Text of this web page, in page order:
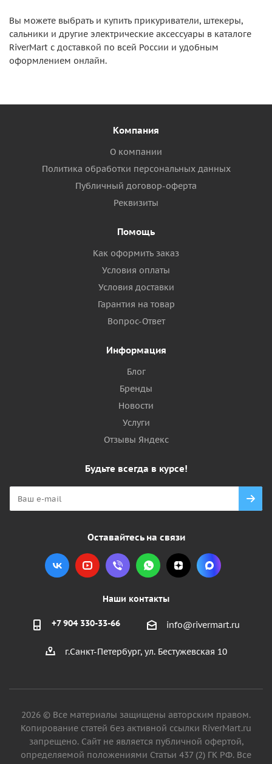
Вы можете выбрать и купить прикуриватели, штекеры,
сальники и другие электрические аксессуары в каталоге
RiverMart с доставкой по всей России и удобным
оформлением онлайн.
Компания
О компании
Политика обработки персональных данных
Публичный договор-оферта
Реквизиты
Помощь
Как оформить заказ
Условия оплаты
Условия доставки
Гарантия на товар
Вопрос-Ответ
Информация
Блог
Бренды
Новости
Услуги
Отзывы Яндекс
Будьте всегда в курсе!
Оставайтесь на связи
Наши контакты
+7 904 330-33-66 info@rivermart.ru
г.Санкт-Петербург, ул. Бестужевская 10
2026 © Все материалы защищены авторским правом.
Копирование статей без активной ссылки RiverMart.ru
запрещено. Сайт не является публичной офертой,
определяемой положениями Статьи 437 (2) ГК РФ. Все